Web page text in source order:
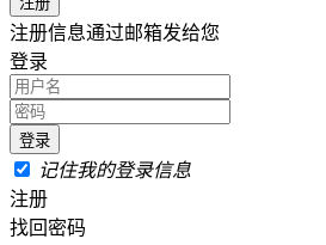
注册信息通过邮箱发给您
登录
记住我的登录信息
注册
找回密码